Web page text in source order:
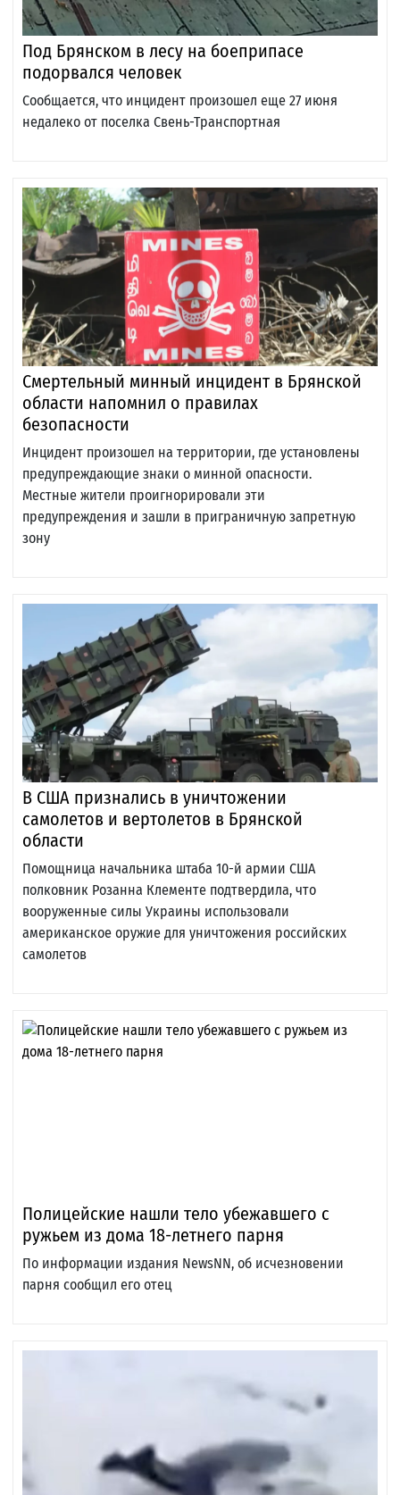
Под Брянском в лесу на боеприпасе
подорвался человек
Сообщается, что инцидент произошел еще 27 июня
недалеко от поселка Свень-Транспортная
Смертельный минный инцидент в Брянской
области напомнил о правилах
безопасности
Инцидент произошел на территории, где установлены
предупреждающие знаки о минной опасности.
Местные жители проигнорировали эти
предупреждения и зашли в приграничную запретную
зону
В США признались в уничтожении
самолетов и вертолетов в Брянской
области
Помощница начальника штаба 10-й армии США
полковник Розанна Клементе подтвердила, что
вооруженные силы Украины использовали
американское оружие для уничтожения российских
самолетов
Полицейские нашли тело убежавшего с
ружьем из дома 18-летнего парня
По информации издания NewsNN, об исчезновении
парня сообщил его отец